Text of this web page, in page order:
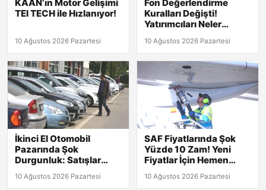
KAAN’ın Motor Gelişimi
TEI TECH ile Hızlanıyor!
10 Ağustos 2026 Pazartesi
Fon Değerlendirme
Kuralları Değişti!
Yatırımcıları Neler
10 Ağustos 2026 Pazartesi
İkinci El Otomobil
Pazarında Şok
Durgunluk: Satışlar
Neden Düşüyor?
10 Ağustos 2026 Pazartesi
SAF Fiyatlarında Şok
Yüzde 10 Zam! Yeni
Fiyatlar İçin Hemen
Tıkla!
10 Ağustos 2026 Pazartesi